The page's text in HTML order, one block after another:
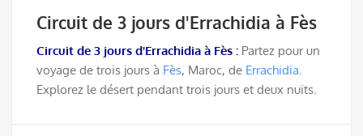
Circuit de 3 jours d'Errachidia à Fès
Circuit de 3 jours d'Errachidia à Fès : Partez pour un
voyage de trois jours à Fès, Maroc, de Errachidia
Explorez le désert pendant trois jours et deux nuits.